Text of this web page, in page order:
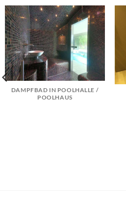
DAMPFBAD IN POOLHALLE /
POOLHAUS